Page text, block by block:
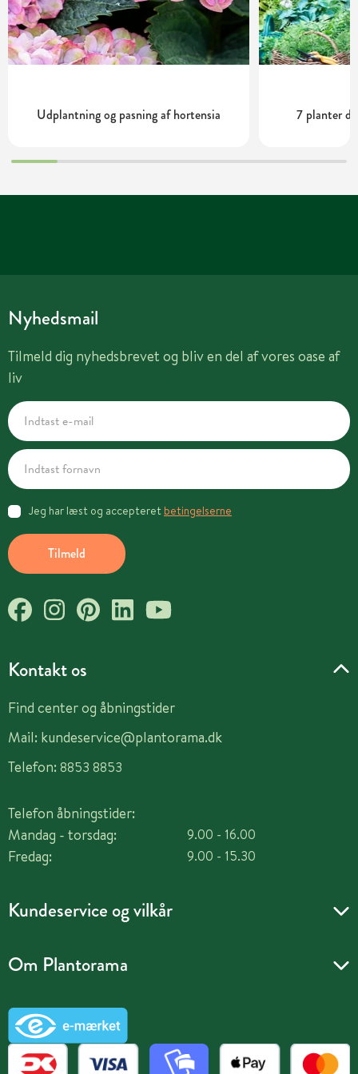
Udplantning og pasning af hortensia 7 planter
Kontakt os
Find center og åbningstider
Mail: kundeservice@plantorama.dk
Telefon: 8853 8853
Telefon åbningstider:
Mandag - torsdag:
Fredag:
9.00 - 16.00
9.00 - 15.30
Kundeservice og vilkår
Om Plantorama
Nyhedsmail
Tilmeld dig nyhedsbrevet og bliv en del af vores oase af
liv
Tilmeld
Jeg har læst og accepteret betingelserne